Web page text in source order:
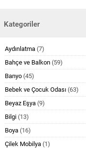
Kategoriler
Aydınlatma (7)
Bahçe ve Balkon (59)
Banyo (45)
Bebek ve Çocuk Odası (63)
Beyaz Eşya (9)
Bilgi (13)
Boya (16)
Çilek Mobilya (1)